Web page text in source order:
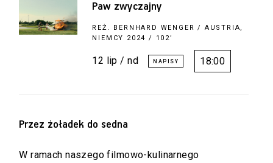
Paw zwyczajny
REŻ. BERNHARD WENGER / AUSTRIA,
NIEMCY 2024 / 102’
12 lip / nd 18:00
Przez żoładek do sedna
W ramach naszego filmowo-kulinarnego